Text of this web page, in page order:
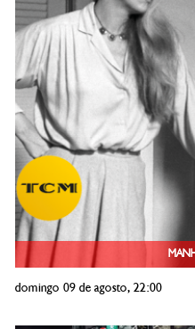
domingo 09 de agosto, 22:00